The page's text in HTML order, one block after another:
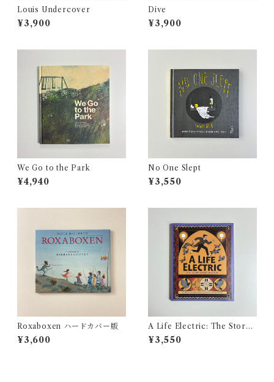
Louis Undercover
¥3,900
Dive
¥3,900
We Go to the Park
¥4,940
No One Slept
¥3,550
Roxaboxen ハードカバー版
¥3,600
A Life Electric: The Story
of Nikola Tesla
¥3,550